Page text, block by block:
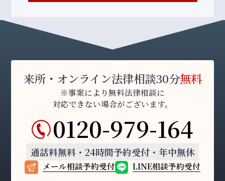
来所・オンライン法律相談30分無料
※事案により無料法律相談に
対応できない場合がございます。
0120-979-164
通話料無料・24時間予約受付・年中無休
メール相談予約受付 LINE相談予約受付